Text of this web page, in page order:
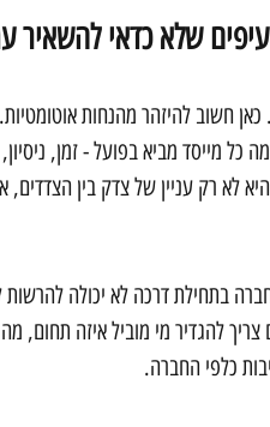
שלא כדאי להשאיר
חשוב להיזהר מהנחות
כל מייסד מביא בפועל - זמן,
היא לא רק עניין של צדק בין
בתחילת דרכה לא יכולה
להגדיר מי מוביל איזה תחום,
כלפי החברה.